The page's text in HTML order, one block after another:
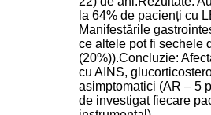
la 64% de pacienți cu
Manifestările
ce altele pot fi sechele
(20%)).Concluzie:
cu AINS,
asimptomatici (AR – 5
de investigat fiecare